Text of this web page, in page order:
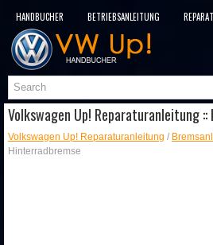
HANDBÜCHER BETRIEBSANLEITUNG
SITEMAP
Volkswagen Up! Reparaturanleitung
Volkswagen Up! Reparaturanleitung /
Hinterradbremse